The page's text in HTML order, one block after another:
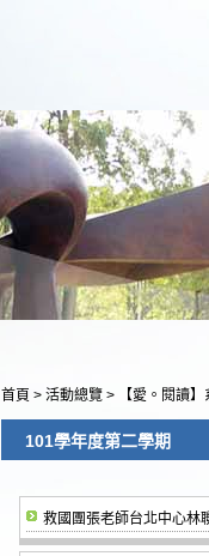
首頁 > 活動總覽 > 【愛。閱讀
101學年度第二學期
救國團張老師台北中心林